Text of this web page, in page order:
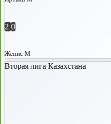
2 0
Женис М
Вторая лига Казахстана